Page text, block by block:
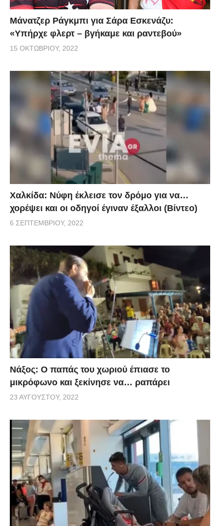
Μάνατζερ Ράγκμπι για Σάρα Εσκενάζυ:
«Υπήρχε φλερτ – βγήκαμε και ραντεβού»
15 ΟΚΤΩΒΡΊΟΥ, 2022
Χαλκίδα: Νύφη έκλεισε τον δρόμο για να…
χορέψει και οι οδηγοί έγιναν έξαλλοι (Βίντεο)
6 ΣΕΠΤΕΜΒΡΊΟΥ, 2022
Νάξος: Ο παπάς του χωριού έπιασε το
μικρόφωνο και ξεκίνησε να… ραπάρει
23 ΑΥΓΟΎΣΤΟΥ, 2022